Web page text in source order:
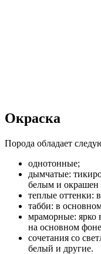
Окраска
Порода обладает
однотонные;
дымчатые:
белым и окрашен
теплые оттенки:
табби: в
мраморные: ярко
на основном
сочетания со
белый и другие.